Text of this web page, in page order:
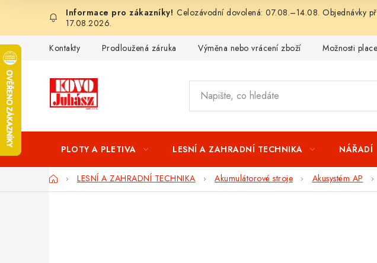
obsah
Celozávodní dovolená: 07.08.–14.08. Objednávky
17.08.2026.
Kontakty Prodloužená záruka Výměna nebo vrácení zboží Možnosti
PLOTY A PLETIVA LESNÍ A ZAHRADNÍ TECHNIKA NÁŘADÍ
DomůLESNÍ A ZAHRADNÍ TECHNIKA Akumulátorové stroje Akusystém AP